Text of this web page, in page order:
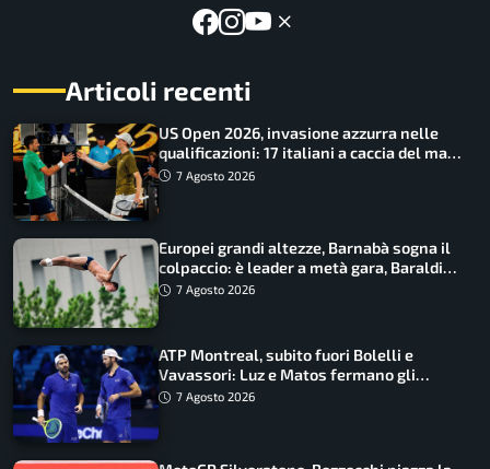
Articoli recenti
US Open 2026, invasione azzurra nelle
qualificazioni: 17 italiani a caccia del main
draw7 Agosto 2026
Europei grandi altezze, Barnabà sogna il
colpaccio: è leader a metà gara, Baraldi
ancora in corsa
7 Agosto 2026
ATP Montreal, subito fuori Bolelli e
Vavassori: Luz e Matos fermano gli
azzurri
7 Agosto 2026